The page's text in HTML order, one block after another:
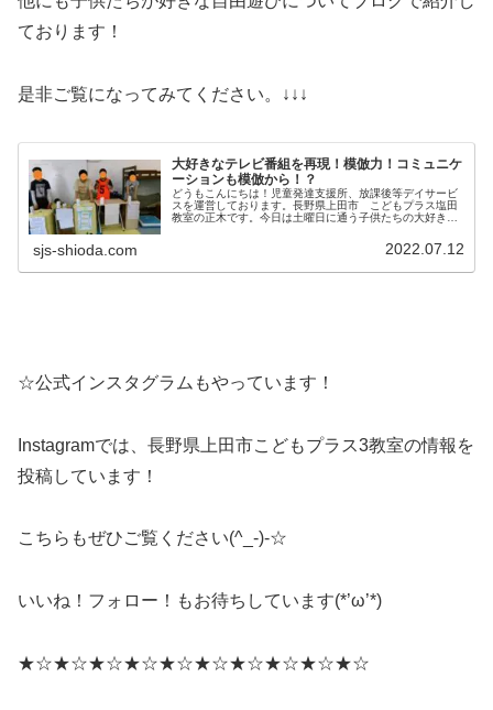
ております！
是非ご覧になってみてください。↓↓↓
大好きなテレビ番組を再現！模倣力！コミュニケ
ーションも模倣から！？
どうもこんにちは！児童発達支援所、放課後等デイサービ
スを運営しております。長野県上田市 こどもプラス塩田
教室の正木です。今日は土曜日に通う子供たちの大好きな
sjs-shioda.com 2022.07.12
☆公式インスタグラムもやっています！
Instagramでは、長野県上田市こどもプラス3教室の情報を
投稿しています！
こちらもぜひご覧ください(^_-)-☆
いいね！フォロー！もお待ちしています(*’ω’*)
★☆★☆★☆★☆★☆★☆★☆★☆★☆★☆